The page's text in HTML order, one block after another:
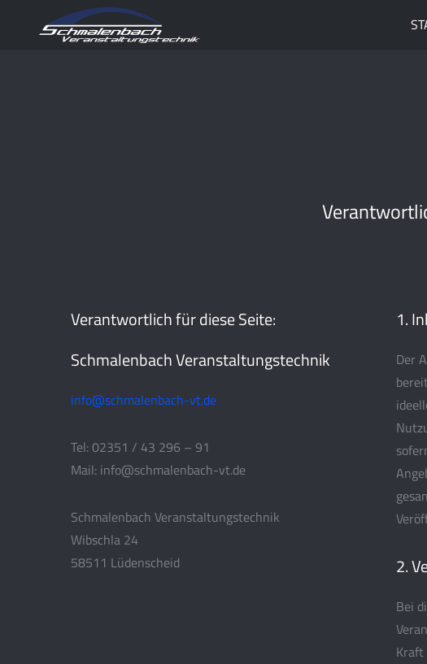
Verantwortlich für diese Seite:
Schmalenbach Veranstaltungstechnik
info@schmalenbach-vt.de
Tel: 02351 / 43 296 – 91
Mail: info@schmalenbach-vt.de
Schmalenbach Veranstaltungstechnik
Wibschla 24
58511 Lüdenscheid
1.
Der
2.
Bei